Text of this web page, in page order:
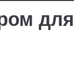
для